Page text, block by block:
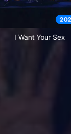
I Want Your Sex